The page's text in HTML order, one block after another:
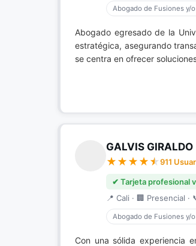
Abogado de Fusiones y/
Abogado egresado de la
estratégica, asegurando
se centra en ofrecer
GALVIS GIRALDO
911
✔ Tarjeta profesional
📍 Cali · 🏢 Presencial ·
Abogado de Fusiones y/
Con una sólida experiencia